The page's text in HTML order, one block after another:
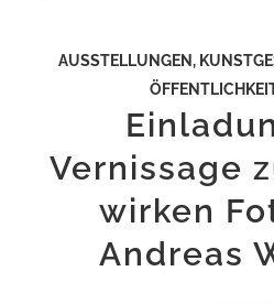
AUSSTELLUNGEN,
Vernissage
wirken
Andreas